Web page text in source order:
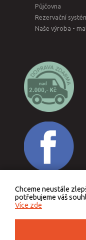
Půjčovna
Rezervační
Naše výroba -
Podle zákona o evidenci
Zároveň je povinen
Chceme neustále
potřebujeme váš
Více zde